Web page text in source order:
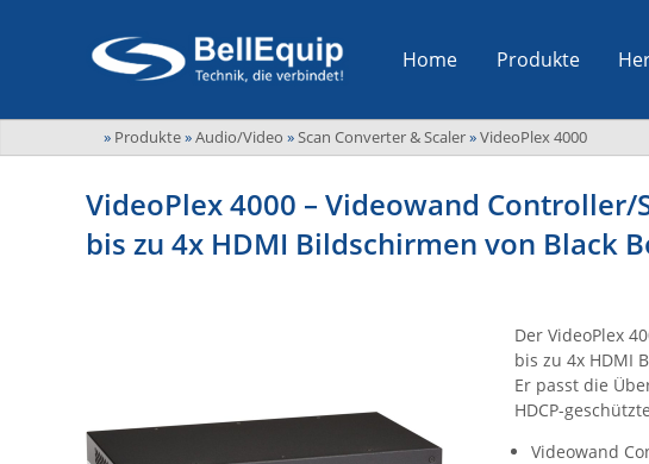
Home Produkte
» Produkte»Audio/Video »Scan Converter & Scaler»VideoPlex 4000
VideoPlex 4000 – Videowand
bis zu 4x HDMI Bildschirmen von Black
Der VideoPlex
bis zu 4x HDMI
Er passt die
HDCP-
Videowand